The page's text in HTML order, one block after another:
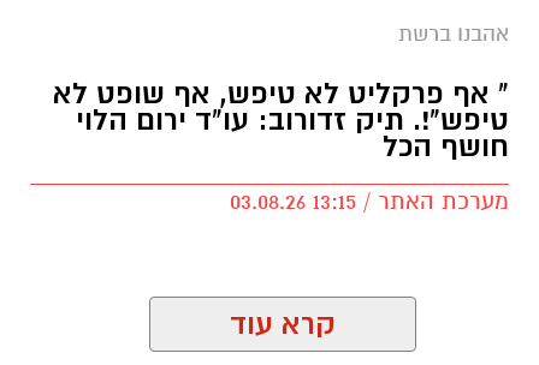
אהבנו ברשת
" אף פרקליט לא טיפש, אף שופט לא
טיפש"!. תיק זדורוב: עו"ד ירום הלוי
חושף הכל
מערכת האתר / 13:15 03.08.26
קרא עוד